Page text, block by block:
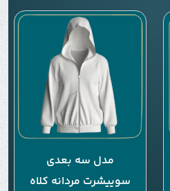
مدل سه بعدی
سوییشرت مردانه کلاه